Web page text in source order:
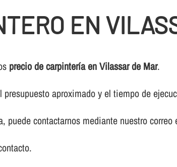
EN
precio de carpinterí­a en Vilassar de Mar.
aproximado y el tiempo de
contactarnos mediante nuestro